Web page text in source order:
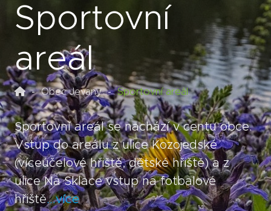
Sportovní
areál
Obec Jevany Sportovní areál
Sportovní areál se nachází v centu obce.
Vstup do areálu z ulice Kozojedské
(víceúčelové hřiště, dětské hřiště) a z
ulice Na Sklace vstup na fotbalové
hřiště...více